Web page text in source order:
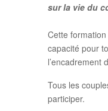
sur la vie du
Cette
capacité pour
l’encadrement
Tous les
participer.